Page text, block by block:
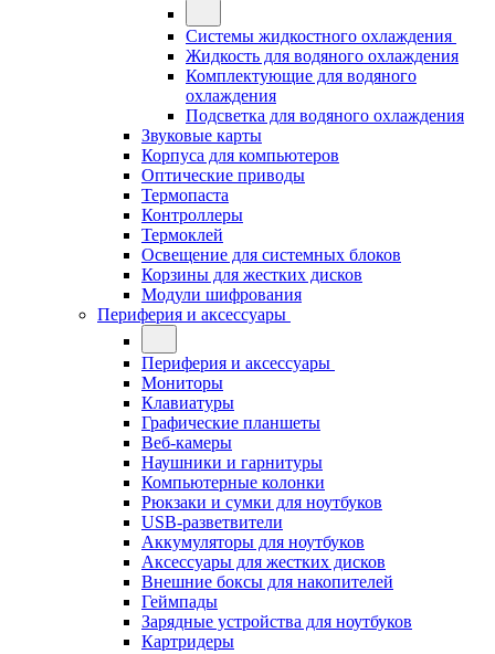
Системы жидкостного охлаждения
Жидкость для водяного охлаждения
Комплектующие для водяного
охлаждения
Подсветка для водяного охлаждения
Звуковые карты
Корпуса для компьютеров
Оптические приводы
Термопаста
Контроллеры
Термоклей
Освещение для системных блоков
Корзины для жестких дисков
Модули шифрования
Периферия и аксессуары
Периферия и аксессуары
Мониторы
Клавиатуры
Графические планшеты
Веб-камеры
Наушники и гарнитуры
Компьютерные колонки
Рюкзаки и сумки для ноутбуков
USB-разветвители
Аккумуляторы для ноутбуков
Аксессуары для жестких дисков
Внешние боксы для накопителей
Геймпады
Зарядные устройства для ноутбуков
Картридеры